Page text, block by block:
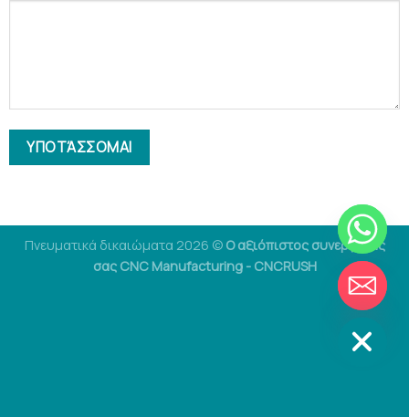
Πνευματικά δικαιώματα 2026 © Ο αξιόπιστος συνεργάτης
σας CNC Manufacturing - CNCRUSH
ΑΠΌΚΡΥΨΗ
ΣΥΝΟΜΙΛΊΑΣ